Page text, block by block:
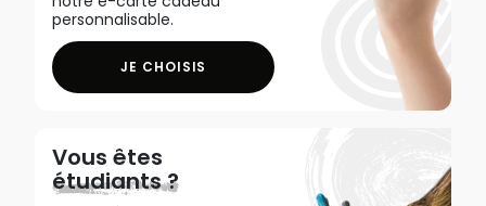
personnalisable.
JE CHOISIS
Vous êtes
étudiants ?